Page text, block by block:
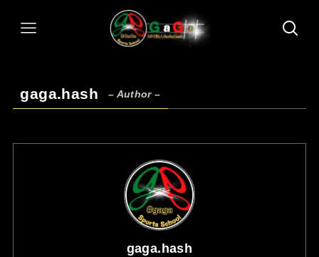
gaga.hash – Author –
gaga.hash